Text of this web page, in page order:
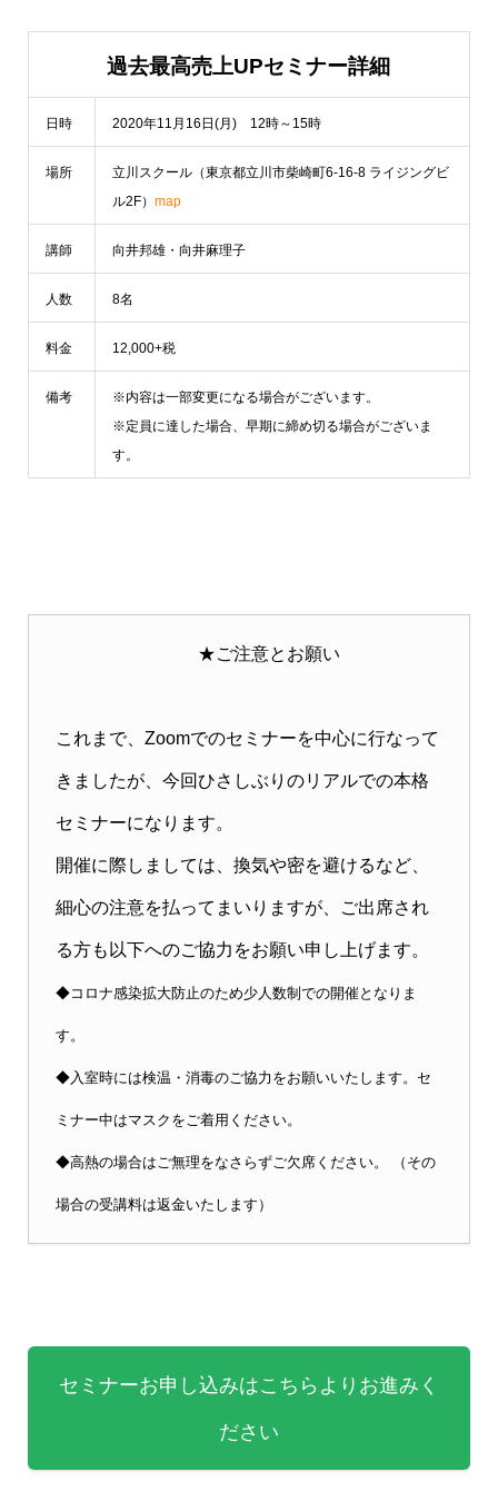
過去最高売上UPセミナー詳細
日時 2020年11月16日(月) 12時～15時
場所
立川スクール（東京都立川市柴崎町6-16-8 ライジングビ
ル2F） map
講師 向井邦雄・向井麻理子
人数 8名
料金 12,000+税
備考
※内容は一部変更になる場合がございます。
※定員に達した場合、早期に締め切る場合がございま
す。
★ご注意とお願い
これまで、Zoomでのセミナーを中心に行なって
きましたが、今回ひさしぶりのリアルでの本格
セミナーになります。
開催に際しましては、換気や密を避けるなど、
細心の注意を払ってまいりますが、ご出席され
る方も以下へのご協力をお願い申し上げます。
◆コロナ感染拡大防止のため少人数制での開催となりま
す。
◆入室時には検温・消毒のご協力をお願いいたします。セ
ミナー中はマスクをご着用ください。
◆高熱の場合はご無理をなさらずご欠席ください。 （その
場合の受講料は返金いたします）
セミナーお申し込みはこちらよりお進みく
ださい